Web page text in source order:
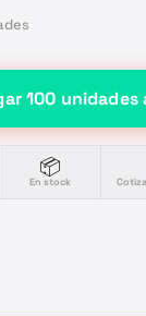
100 unidades
📦
En stock